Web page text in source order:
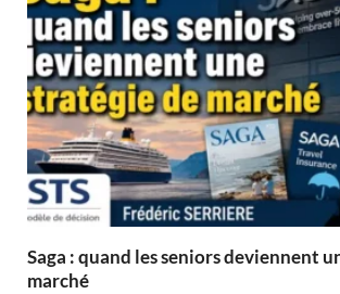
Saga : quand les seniors deviennent
marché